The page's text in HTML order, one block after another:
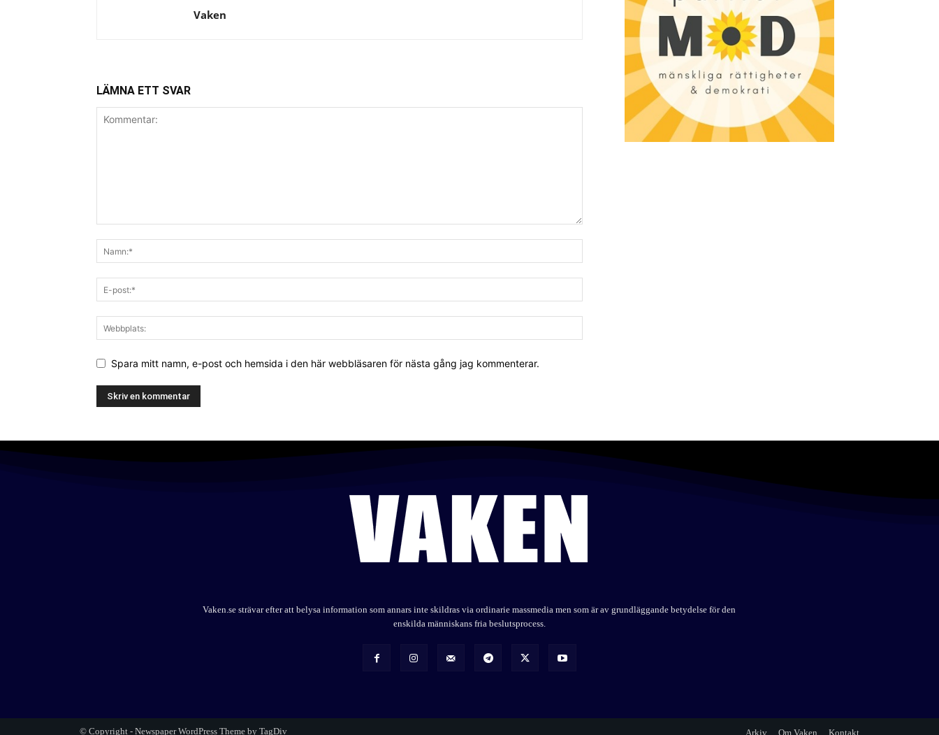
Vaken
LÄMNA ETT SVAR
Spara mitt namn, e-post och hemsida i den här webbläsaren för nästa gång jag kommenterar.
Vaken.se strävar efter att belysa information som annars inte skildras via ordinarie massmedia men som är av grundläggande betydelse för den
enskilda människans fria beslutsprocess.
© Copyright - Newspaper WordPress Theme by TagDiv Arkiv Om Vaken Kontakt